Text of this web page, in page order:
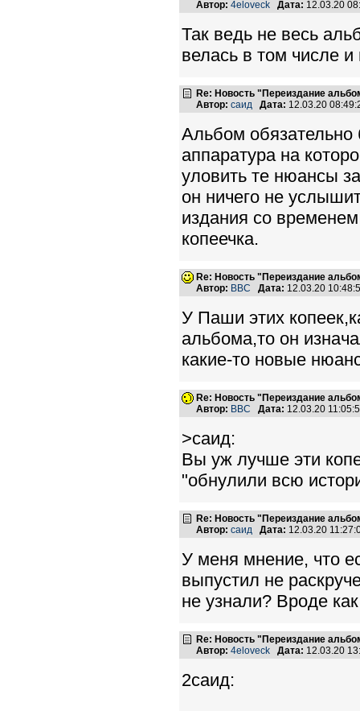
Автор: 4eloveck Дата: 12.03.20
Так ведь не весь
велась в том числе
Re: Новость "Переиздание
Автор: саид Дата: 12.03.20
Альбом обязательно
аппаратура на
уловить те нюансы
он ничего не
издания со
копеечка.
Re: Новость "Переиздание
Автор: BBC Дата: 12.03.20
У Паши этих
альбома,то он
какие-то новые
Re: Новость "Переиздание
Автор: BBC Дата: 12.03.20
>саид:
Вы уж лучше эти
"обнулили всю
Re: Новость "Переиздание
Автор: саид Дата: 12.03.20
У меня мнение, что
выпустил не
не узнали? Вроде
Re: Новость "Переиздание
Автор: 4eloveck Дата: 12.03.20
2саид: